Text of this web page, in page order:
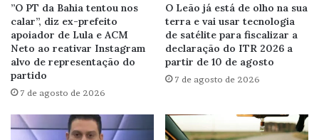
”O PT da Bahia tentou nos
calar”, diz ex-prefeito
apoiador de Lula e ACM
Neto ao reativar Instagram
alvo de representação do
partido
7 de agosto de 2026
O Leão já está de olho na sua
terra e vai usar tecnologia
de satélite para fiscalizar a
declaração do ITR 2026 a
partir de 10 de agosto
7 de agosto de 2026